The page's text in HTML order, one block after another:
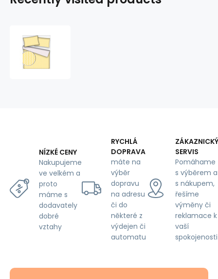
NÍZKÉ CENY
Nakupujeme
ve velkém a
proto
máme s
dodavately
dobré
vztahy
RYCHLÁ
DOPRAVA
máte na
výběr
dopravu
na adresu
či do
některé z
výdejen či
automatu
ZÁKAZNICKÝ
SERVIS
Pomáhame
s výběrem a
s nákupem,
řešíme
výměny či
reklamace k
vaší
spokojenosti